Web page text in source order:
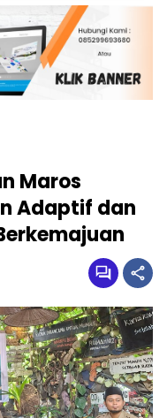
Maros
Adaptif dan